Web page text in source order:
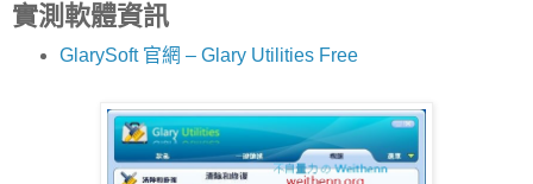
實測軟體資訊
GlarySoft 官網 – Glary Utilities Free